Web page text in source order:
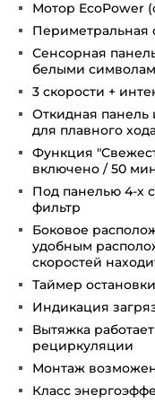
Мотор EcoPower
Периметральная
Сенсорная
белыми
3 скорости +
Откидная панель
для плавного
Функция
включено / 50
Под панелью 4-х
фильтр
Боковое
удобным
скоростей
Таймер
Индикация
Вытяжка
рециркуляции
Монтаж
Класс